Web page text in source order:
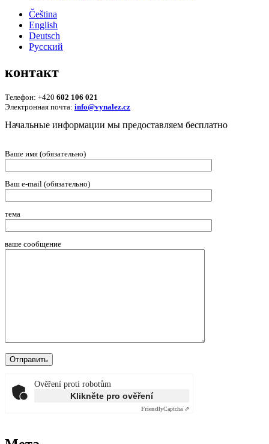
Čeština
English
Deutsch
Русский
контакт
Телефон: +420 602 106 021
Электронная почта: info@vynalez.cz
Начальные информации мы предоставляем беcплатно
Ваше имя (обязательно)
Ваш e-mail (обязательно)
тема
ваше сообщение
Ověření proti robotům
Klikněte pro ověření
FriendlyCaptcha ⇗